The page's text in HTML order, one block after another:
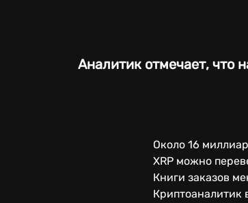
Аналитик отмечает, что
Около 16
XRP можно
Книги заказов
Криптоаналитик